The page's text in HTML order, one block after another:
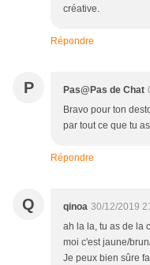
créative.
Répondre
P Pas@Pas de Chat
Bravo pour ton
par tout ce que tu
Répondre
Q qinoa 30/12/2019
ah la la, tu as de la
moi c'est jaune/
Je peux bien sûre